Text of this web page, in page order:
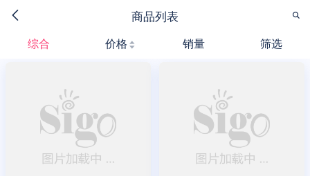
商品列表
综合 价格 销量 筛选